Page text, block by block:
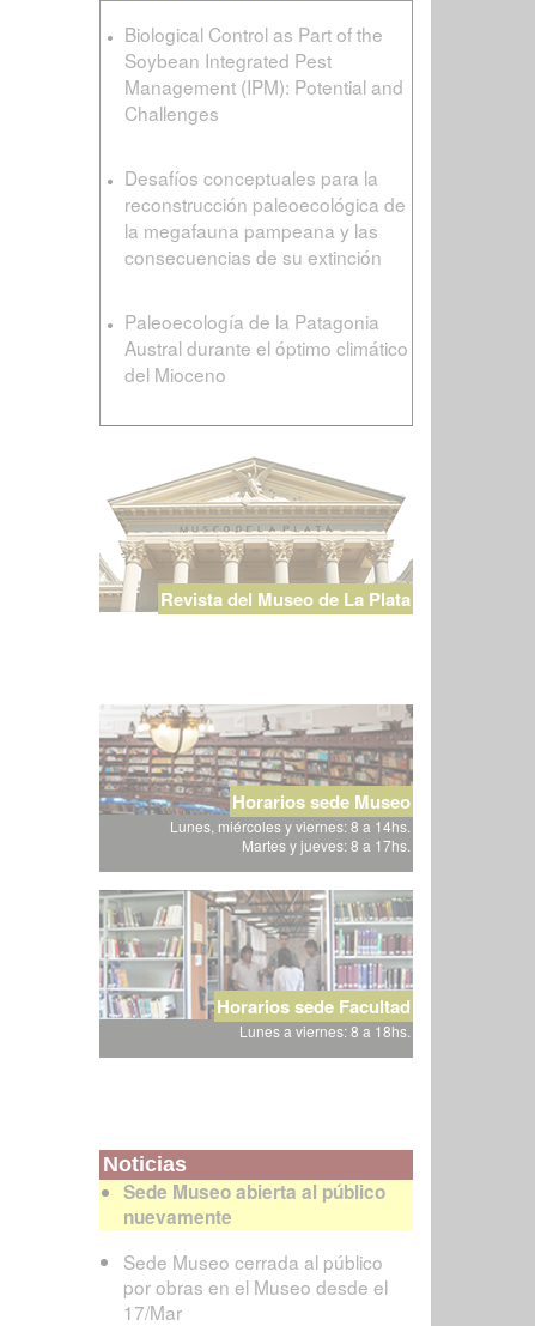
Biological Control as Part of the
Soybean Integrated Pest
Management (IPM): Potential and
Challenges
Desafíos conceptuales para la
reconstrucción paleoecológica de
la megafauna pampeana y las
consecuencias de su extinción
Paleoecología de la Patagonia
Austral durante el óptimo climático
del Mioceno
Revista del Museo de La Plata
Horarios sede Museo
Lunes, miércoles y viernes: 8 a 14hs.
Martes y jueves: 8 a 17hs.
Horarios sede Facultad
Lunes a viernes: 8 a 18hs.
Noticias
Sede Museo abierta al público
nuevamente
Sede Museo cerrada al público
por obras en el Museo desde el
17/Mar